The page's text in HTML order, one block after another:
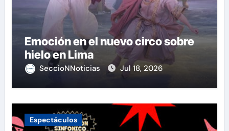
Emoción en el nuevo circo sobre
hielo en Lima
SeccioNNoticias Jul 18, 2026
Espectáculos